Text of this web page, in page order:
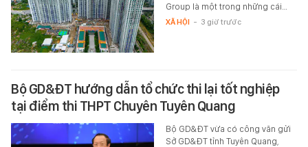
Group là một trong những cái…
XÃ HỘI - 3 giờ trước
Bộ GD&ĐT hướng dẫn tổ chức thi lại tốt nghiệp
tại điểm thi THPT Chuyên Tuyên Quang
Bộ GD&ĐT vừa có công văn gửi
Sở GD&ĐT tỉnh Tuyên Quang,